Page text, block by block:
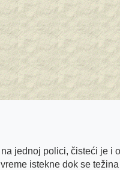
jednoj polici, čisteći je i
istekne dok se